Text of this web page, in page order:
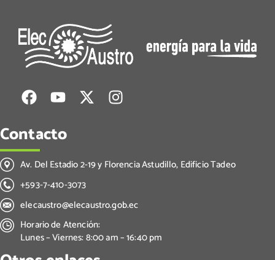
Contacto
Av. Del Estadio 2-19 y Florencia Astudillo, Edificio Tadeo
+593-7-410-3073
elecaustro@elecaustro.gob.ec
Horario de Atención:
Lunes – Viernes: 8:00 am – 16:40 pm